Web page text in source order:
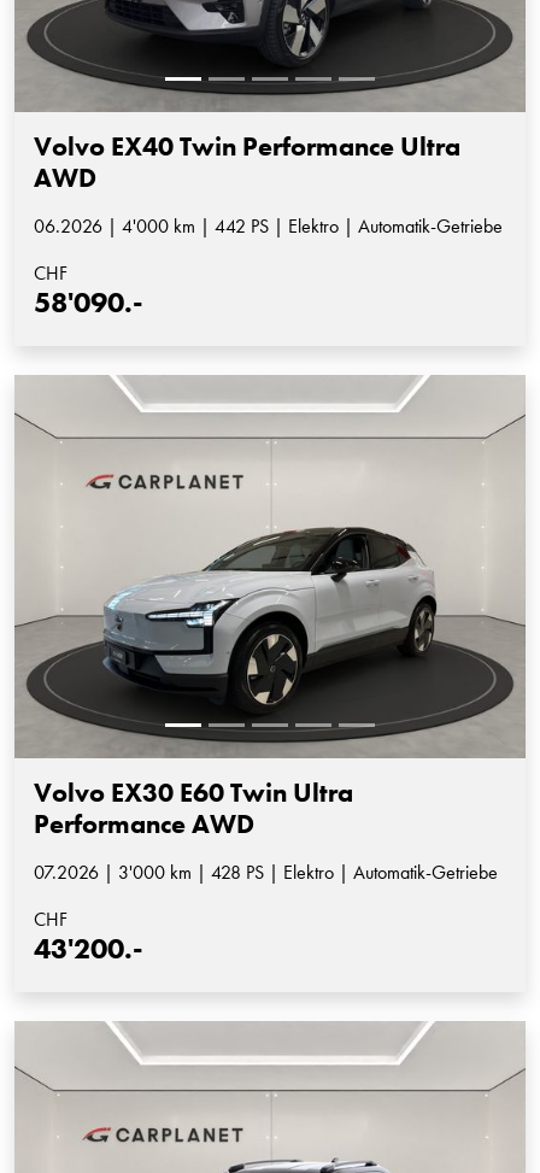
Volvo EX40 Twin Performance Ultra
AWD
06.2026 | 4'000 km | 442 PS | Elektro | Automatik-Getriebe
CHF
58'090.-
Volvo EX30 E60 Twin Ultra
Performance AWD
07.2026 | 3'000 km | 428 PS | Elektro | Automatik-Getriebe
CHF
43'200.-